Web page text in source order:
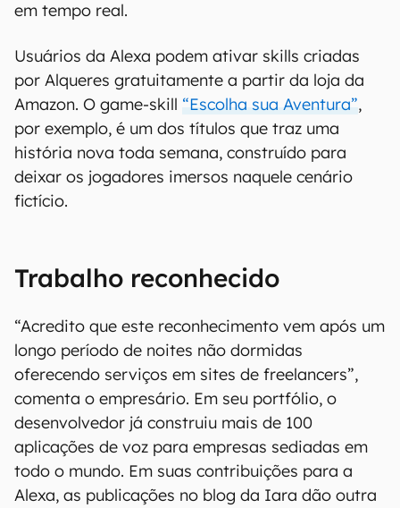
em tempo real.
Usuários da Alexa podem ativar skills criadas
por Alqueres gratuitamente a partir da loja da
Amazon. O game-skill “Escolha sua Aventura”,
por exemplo, é um dos títulos que traz uma
história nova toda semana, construído para
deixar os jogadores imersos naquele cenário
fictício.
Trabalho reconhecido
“Acredito que este reconhecimento vem após um
longo período de noites não dormidas
oferecendo serviços em sites de freelancers”,
comenta o empresário. Em seu portfólio, o
desenvolvedor já construiu mais de 100
aplicações de voz para empresas sediadas em
todo o mundo. Em suas contribuições para a
Alexa, as publicações no blog da Iara dão outra